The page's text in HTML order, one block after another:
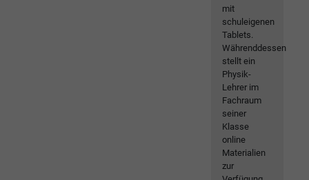
mit
schuleigenen
Tablets.
Währenddessen
stellt ein
Physik-
Lehrer im
Fachraum
seiner
Klasse
online
Materialien
zur